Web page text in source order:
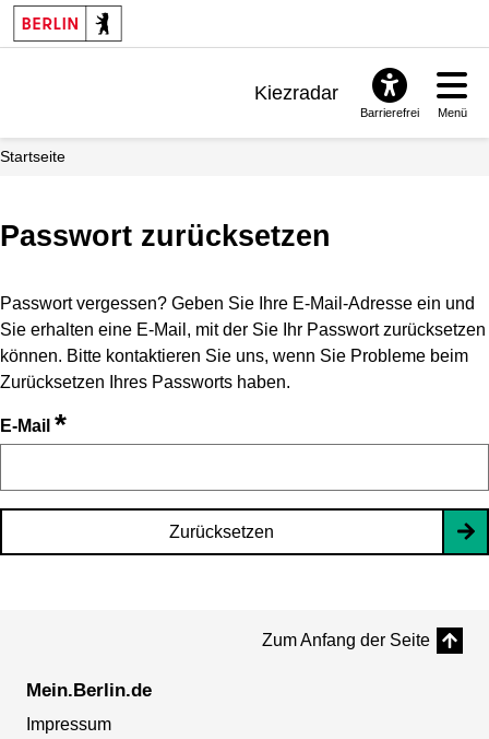
Kiezradar
Barrierefrei Menü
Startseite
Passwort zurücksetzen
Passwort vergessen? Geben Sie Ihre E-Mail-Adresse ein und
Sie erhalten eine E-Mail, mit der Sie Ihr Passwort zurücksetzen
können. Bitte kontaktieren Sie uns, wenn Sie Probleme beim
Zurücksetzen Ihres Passworts haben.
E-Mail *
Zurücksetzen
Zum Anfang der Seite
Mein.Berlin.de
Impressum